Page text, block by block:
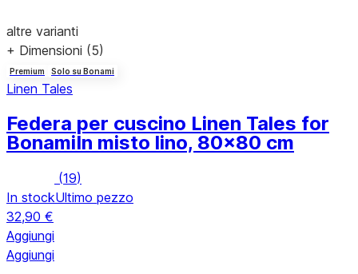
altre varianti
+ Dimensioni (5)
Premium Solo su Bonami
Linen Tales
Federa per cuscino Linen Tales for
BonamiIn misto lino, 80x80 cm
(19)
In stockUltimo pezzo
32,90 €
Aggiungi
Aggiungi